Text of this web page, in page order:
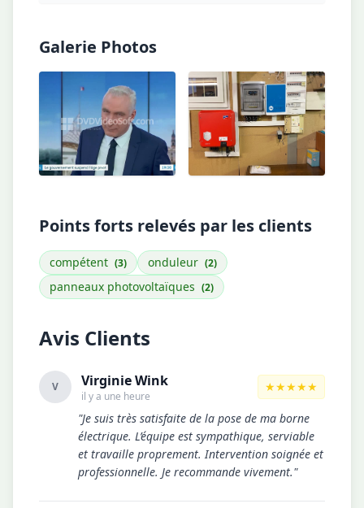
Galerie Photos
Points forts relevés par les clients
compétent (3) onduleur (2)
panneaux photovoltaïques (2)
Avis Clients
V Virginie Wink
il y a une heure
★★★★★
"Je suis très satisfaite de la pose de ma borne
électrique. L’équipe est sympathique, serviable
et travaille proprement. Intervention soignée et
professionnelle. Je recommande vivement."